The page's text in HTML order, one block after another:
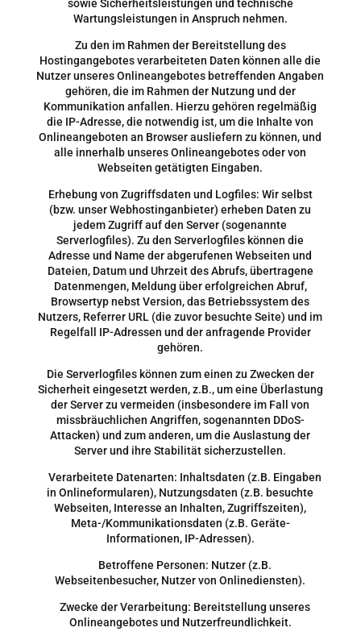
sowie Sicherheitsleistungen und technische
Wartungsleistungen in Anspruch nehmen.
Zu den im Rahmen der Bereitstellung des
Hostingangebotes verarbeiteten Daten können alle die
Nutzer unseres Onlineangebotes betreffenden Angaben
gehören, die im Rahmen der Nutzung und der
Kommunikation anfallen. Hierzu gehören regelmäßig
die IP-Adresse, die notwendig ist, um die Inhalte von
Onlineangeboten an Browser ausliefern zu können, und
alle innerhalb unseres Onlineangebotes oder von
Webseiten getätigten Eingaben.
Erhebung von Zugriffsdaten und Logfiles: Wir selbst
(bzw. unser Webhostinganbieter) erheben Daten zu
jedem Zugriff auf den Server (sogenannte
Serverlogfiles). Zu den Serverlogfiles können die
Adresse und Name der abgerufenen Webseiten und
Dateien, Datum und Uhrzeit des Abrufs, übertragene
Datenmengen, Meldung über erfolgreichen Abruf,
Browsertyp nebst Version, das Betriebssystem des
Nutzers, Referrer URL (die zuvor besuchte Seite) und im
Regelfall IP-Adressen und der anfragende Provider
gehören.
Die Serverlogfiles können zum einen zu Zwecken der
Sicherheit eingesetzt werden, z.B., um eine Überlastung
der Server zu vermeiden (insbesondere im Fall von
missbräuchlichen Angriffen, sogenannten DDoS-
Attacken) und zum anderen, um die Auslastung der
Server und ihre Stabilität sicherzustellen.
Verarbeitete Datenarten: Inhaltsdaten (z.B. Eingaben
in Onlineformularen), Nutzungsdaten (z.B. besuchte
Webseiten, Interesse an Inhalten, Zugriffszeiten),
Meta-/Kommunikationsdaten (z.B. Geräte-
Informationen, IP-Adressen).
Betroffene Personen: Nutzer (z.B.
Webseitenbesucher, Nutzer von Onlinediensten).
Zwecke der Verarbeitung: Bereitstellung unseres
Onlineangebotes und Nutzerfreundlichkeit.